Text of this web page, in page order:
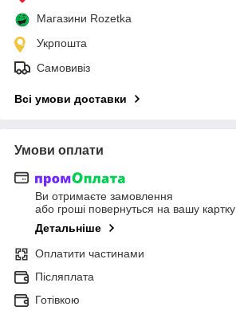
Магазини Rozetka
Укрпошта
Самовивіз
Всі умови доставки
Умови оплати
Ви отримаєте замовлення
або гроші повернуться на вашу картку
Детальніше
Оплатити частинами
Післяплата
Готівкою